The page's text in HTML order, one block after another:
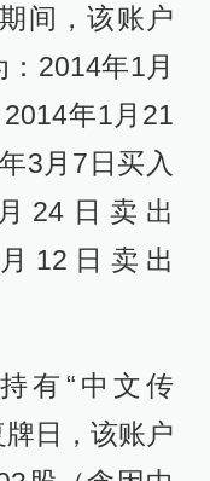
间，该账户
：2014年1月
年1月21
3月7日买入
24日卖出
12日卖出
有“中文传
日，该账户